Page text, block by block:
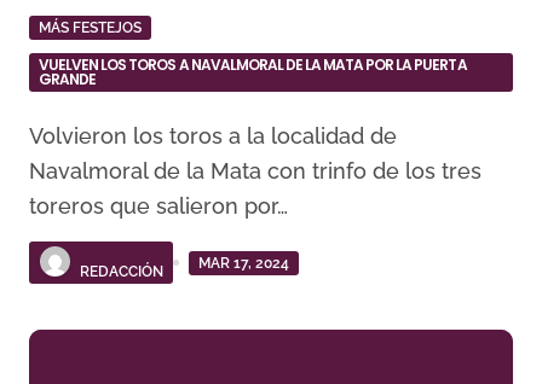
MÁS FESTEJOS
VUELVEN LOS TOROS A NAVALMORAL DE LA MATA POR LA PUERTA
GRANDE
Volvieron los toros a la localidad de
Navalmoral de la Mata con trinfo de los tres
toreros que salieron por…
REDACCIÓN
MAR 17, 2024